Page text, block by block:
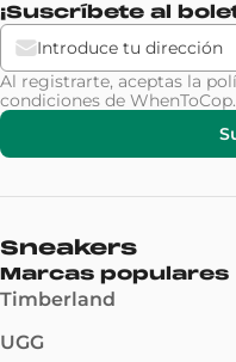
¡Suscríbete al
Al registrarte, aceptas la
condiciones de WhenToCop.
Sneakers
Marcas populares
Timberland
UGG